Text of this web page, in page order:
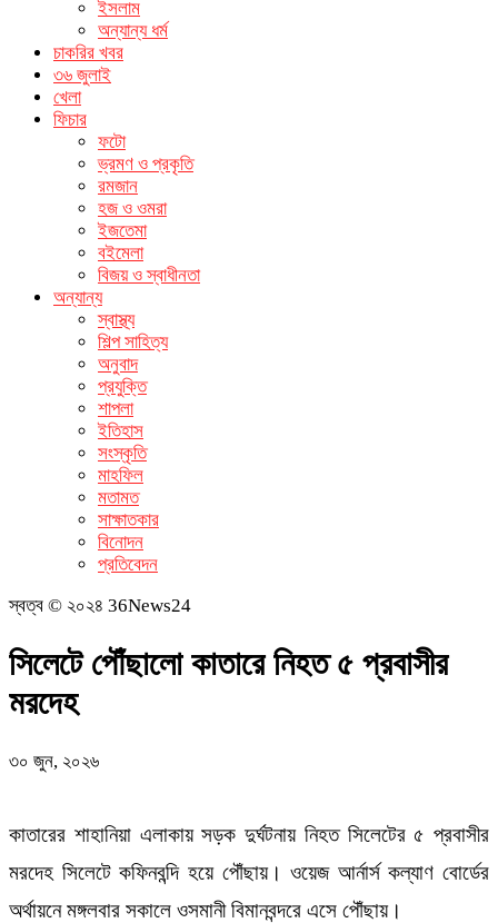
ইসলাম
অন্যান্য ধর্ম
চাকরির খবর
৩৬ জুলাই
খেলা
ফিচার
ফটো
ভ্রমণ ও প্রকৃতি
রমজান
হজ ও ওমরা
ইজতেমা
বইমেলা
বিজয় ও স্বাধীনতা
অন্যান্য
স্বাস্থ্য
শিল্প সাহিত্য
অনুবাদ
প্রযুক্তি
শাপলা
ইতিহাস
সংস্কৃতি
মাহফিল
মতামত
সাক্ষাতকার
বিনোদন
প্রতিবেদন
স্বত্ব © ২০২৪ 36News24
সিলেটে পৌঁছালো কাতারে নিহত ৫ প্রবাসীর
মরদেহ
৩০ জুন, ২০২৬
কাতারের শাহানিয়া এলাকায় সড়ক দুর্ঘটনায় নিহত সিলেটের ৫ প্রবাসীর
মরদেহ সিলেটে কফিনবন্দি হয়ে পৌঁছায়। ওয়েজ আর্নার্স কল্যাণ বোর্ডের
অর্থায়নে মঙ্গলবার সকালে ওসমানী বিমানবন্দরে এসে পৌঁছায়।